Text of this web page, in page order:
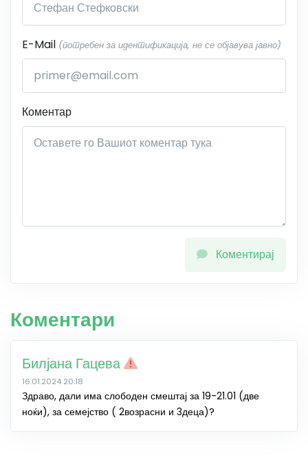
E-Mail (потребен за идентификација, не се објавува јавно)
Коментар
Коментирај
Коментари
Билјана Гацева
16.01.2024 20:18
Здраво, дали има слободен смештај за 19-21.01 (две
ноќи), за семејство ( 2возрасни и 3деца)?